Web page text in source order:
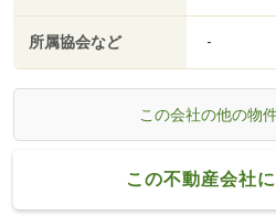
所属協会など -
この会社の他の物
この不動産会社